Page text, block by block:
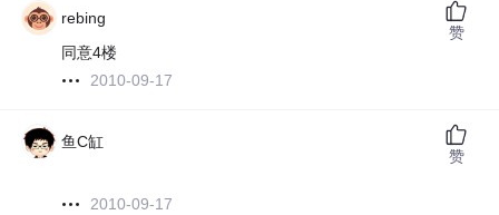
rebing
同意4楼
2010-09-17
赞
鱼C缸
2010-09-17
赞